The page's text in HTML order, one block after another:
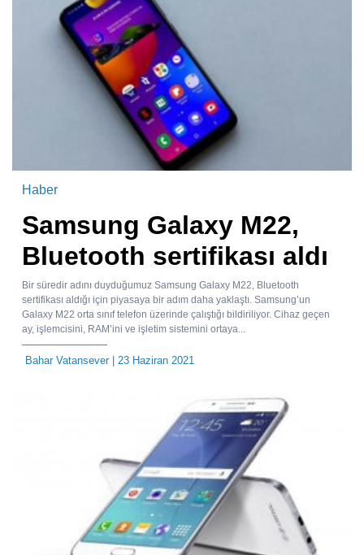
Haber
Samsung Galaxy M22,
Bluetooth sertifikası aldı
Bir süredir adını duyduğumuz Samsung Galaxy M22, Bluetooth
sertifikası aldığı için piyasaya bir adım daha yaklaştı. Samsung’un
Galaxy M22 orta sınıf telefon üzerinde çalıştığı bildiriliyor. Cihaz geçen
ay, işlemcisini, RAM’ini ve işletim sistemini ortaya...
Bahar Vatansever| 23 Haziran 2021